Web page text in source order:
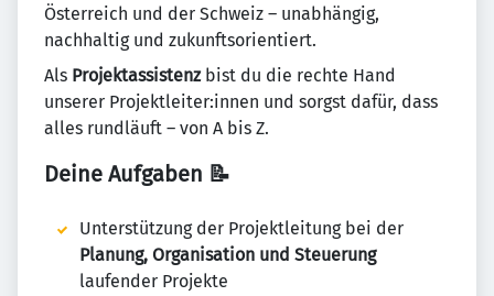
Österreich und der Schweiz – unabhängig,
nachhaltig und zukunftsorientiert.
Als Projektassistenzbist du die rechte Hand
unserer Projektleiter:innen und sorgst dafür, dass
alles rundläuft – von A bis Z.
Deine Aufgaben 📝
Unterstützung der Projektleitung bei der
Planung, Organisation und Steuerung
laufender Projekte